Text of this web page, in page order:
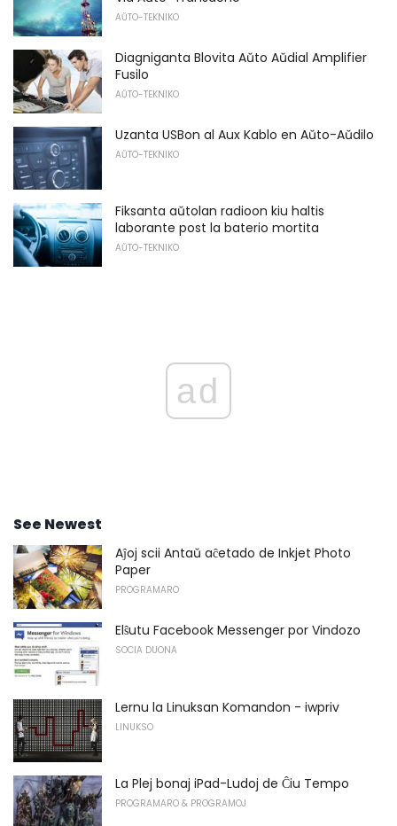
AŬTO-TEKNIKO
Diagniganta Blovita Aŭto Aŭdial Amplifier
Fusilo
AŬTO-TEKNIKO
Uzanta USBon al Aux Kablo en Aŭto-Aŭdilo
AŬTO-TEKNIKO
Fiksanta aŭtolan radioon kiu haltis
laborante post la baterio mortita
AŬTO-TEKNIKO
ad
See Newest
Aĵoj scii Antaŭ aĉetado de Inkjet Photo
Paper
PROGRAMARO
Elŝutu Facebook Messenger por Vindozo
SOCIA DUONA
Lernu la Linuksan Komandon - iwpriv
LINUKSO
La Plej bonaj iPad-Ludoj de Ĉiu Tempo
PROGRAMARO & PROGRAMOJ